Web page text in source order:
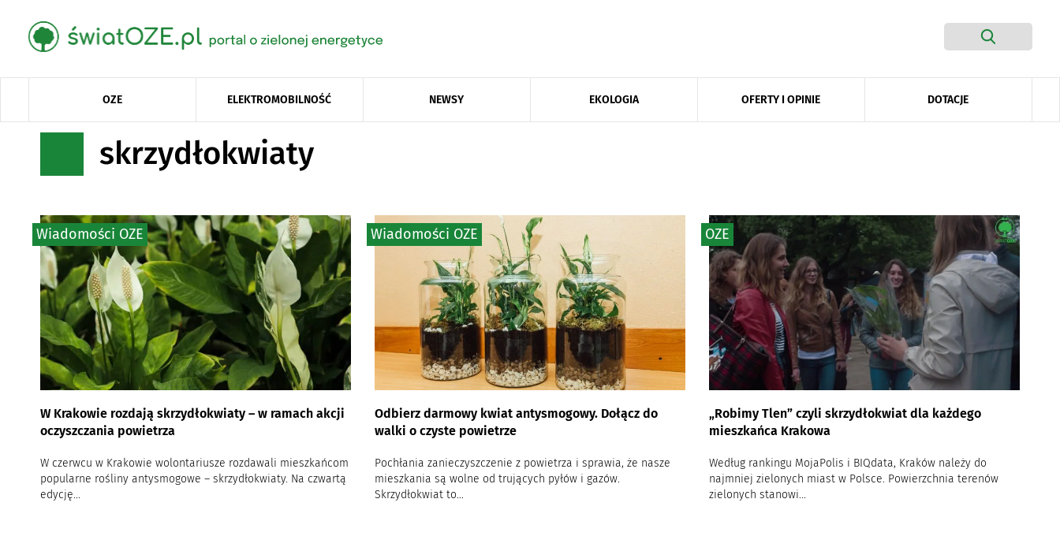
OZE ELEKTROMOBILNOŚĆ NEWSY EKOLOGIA OFERTY I OPINIE DOTACJE
skrzydłokwiaty
W Krakowie rozdają skrzydłokwiaty – w ramach akcji
oczyszczania powietrza
W czerwcu w Krakowie wolontariusze rozdawali mieszkańcom
popularne rośliny antysmogowe – skrzydłokwiaty. Na czwartą
edycję...
Wiadomości OZE
Odbierz darmowy kwiat antysmogowy. Dołącz do
walki o czyste powietrze
Pochłania zanieczyszczenie z powietrza i sprawia, że nasze
mieszkania są wolne od trujących pyłów i gazów.
Skrzydłokwiat to...
Wiadomości OZE
„Robimy Tlen” czyli skrzydłokwiat dla każdego
mieszkańca Krakowa
Według rankingu MojaPolis i BIQdata, Kraków należy do
najmniej zielonych miast w Polsce. Powierzchnia terenów
zielonych stanowi...
OZE